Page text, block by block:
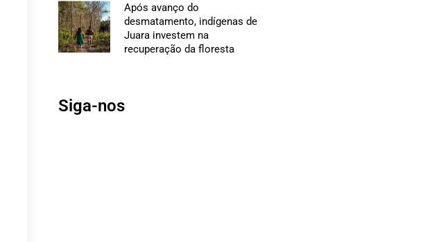
Após avanço do
desmatamento, indígenas de
Juara investem na
recuperação da floresta
Siga-nos